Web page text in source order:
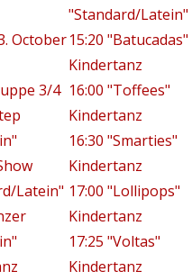
October
3/4
Latein"
"Standard/Latein"
15:20 "Batucadas"
Kindertanz
16:00 "Toffees"
Kindertanz
16:30 "Smarties"
Kindertanz
17:00 "Lollipops"
Kindertanz
17:25 "Voltas"
Kindertanz